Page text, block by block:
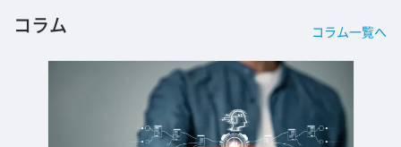
コラム コラム一覧へ